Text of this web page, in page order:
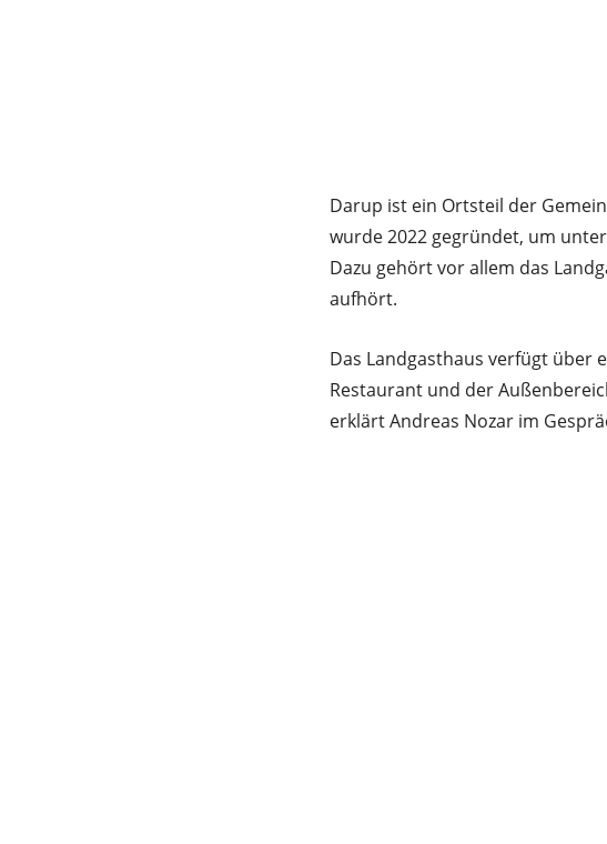
Darup ist ein Ortsteil der
wurde 2022 gegründet, um
Dazu gehört vor allem das
aufhört.
Das Landgasthaus verfügt über
Restaurant und der
erklärt Andreas Nozar im